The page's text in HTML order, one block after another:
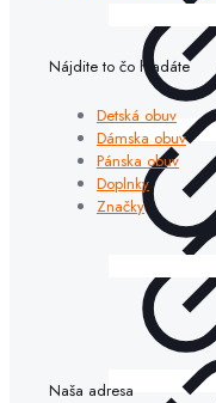
Nájdite to čo hľadáte
Detská obuv
Dámska obuv
Pánska obuv
Doplnky
Značky
Naša adresa